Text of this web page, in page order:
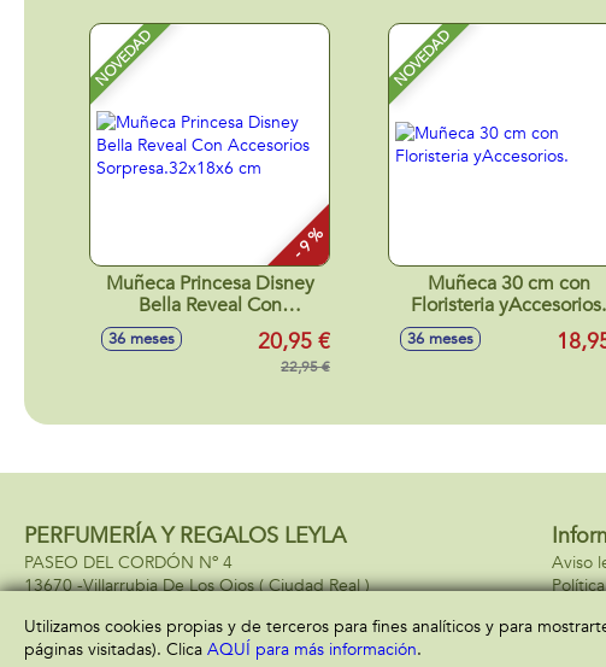
NOVEDAD
- 9 %
Muñeca Princesa Disney
Bella Reveal Con
Accesorios
Sorpresa.32x18x6 cm
36 meses 20,95 €
22,95 €
NOVEDAD
Muñeca 30 cm con
Floristeria yAccesorios.
36 meses
PERFUMERÍA Y REGALOS LEYLA
PASEO DEL CORDÓN Nº 4
13670 -Villarrubia De Los Ojos( Ciudad Real )
Aviso
Utilizamos cookies propias y de terceros para fines analíticos y para
páginas visitadas). Clica AQUÍ para más información.